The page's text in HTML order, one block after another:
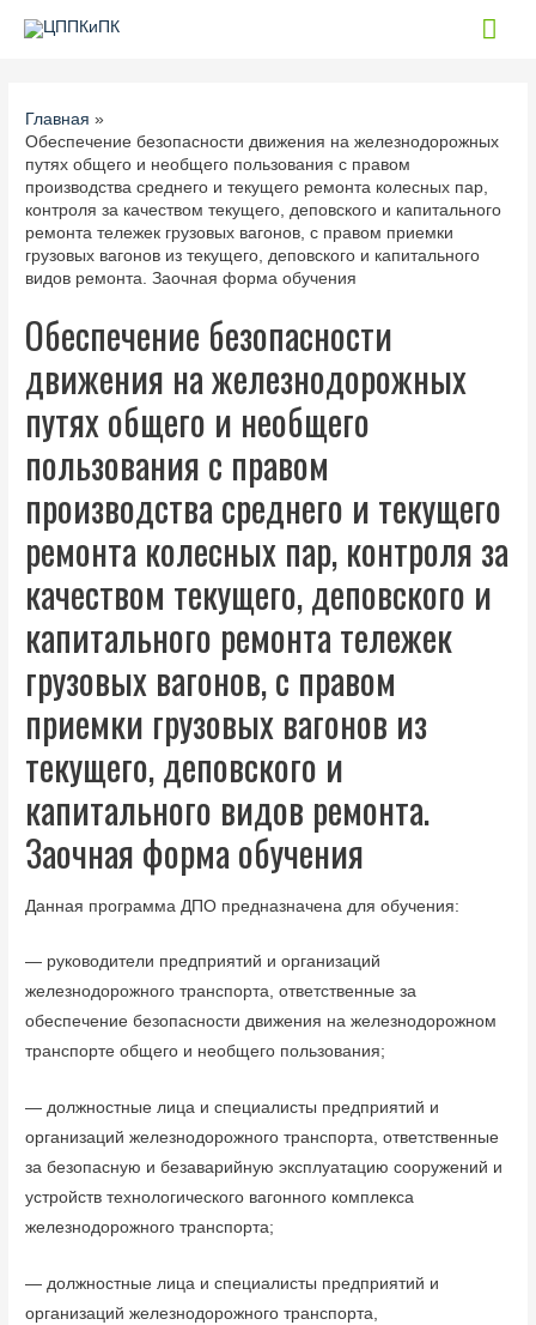
Главная
Обеспечение безопасности движения на железнодорожных
путях общего и необщего пользования с правом
производства среднего и текущего ремонта колесных пар,
контроля за качеством текущего, деповского и капитального
ремонта тележек грузовых вагонов, с правом приемки
грузовых вагонов из текущего, деповского и капитального
видов ремонта. Заочная форма обучения
Обеспечение безопасности
движения на железнодорожных
путях общего и необщего
пользования с правом
производства среднего и текущего
ремонта колесных пар, контроля за
качеством текущего, деповского и
капитального ремонта тележек
грузовых вагонов, с правом
приемки грузовых вагонов из
текущего, деповского и
капитального видов ремонта.
Заочная форма обучения
Данная программа ДПО предназначена для обучения:
— руководители предприятий и организаций
железнодорожного транспорта, ответственные за
обеспечение безопасности движения на железнодорожном
транспорте общего и необщего пользования;
— должностные лица и специалисты предприятий и
организаций железнодорожного транспорта, ответственные
за безопасную и безаварийную эксплуатацию сооружений и
устройств технологического вагонного комплекса
железнодорожного транспорта;
— должностные лица и специалисты предприятий и
организаций железнодорожного транспорта,